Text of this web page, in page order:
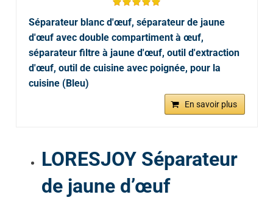
Séparateur blanc d'œuf, séparateur de jaune
d'œuf avec double compartiment à œuf,
séparateur filtre à jaune d'œuf, outil d'extraction
d'œuf, outil de cuisine avec poignée, pour la
cuisine (Bleu)
En savoir plus
LORESJOY Séparateur
de jaune d’œuf